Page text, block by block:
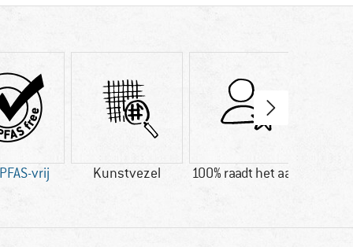
vrij Kunstvezel 100% raadt het aan